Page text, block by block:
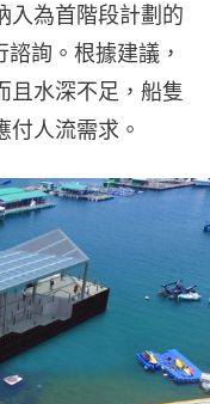
入為首階段計劃的
詢。根據建議，
且水深不足，船隻
付人流需求。